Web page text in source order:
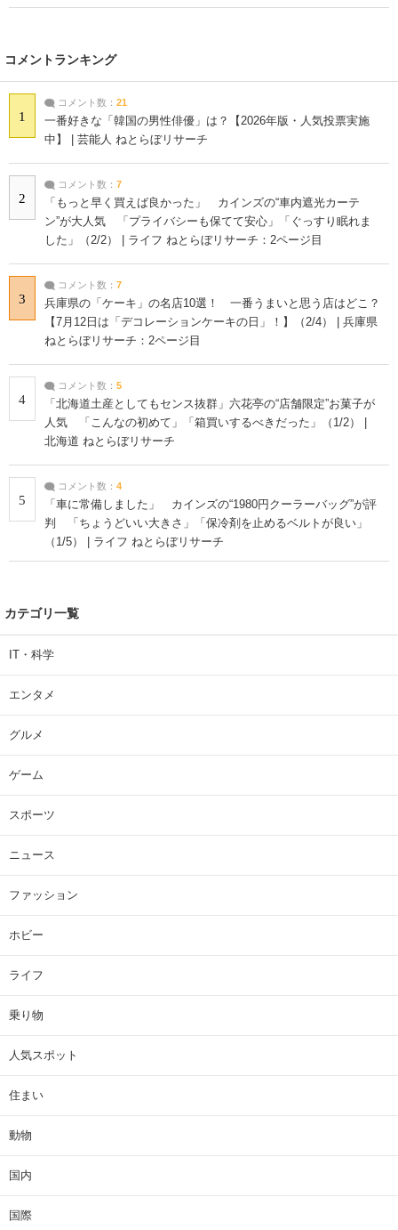
コメントランキング
1
コメント数： 21
一番好きな「韓国の男性俳優」は？【2026年版・人気投票実施
中】 | 芸能人 ねとらぼリサーチ
2
コメント数： 7
「もっと早く買えば良かった」 カインズの“車内遮光カーテ
ン”が大人気 「プライバシーも保てて安心」「ぐっすり眠れま
した」（2/2） | ライフ ねとらぼリサーチ：2ページ目
3
コメント数： 7
兵庫県の「ケーキ」の名店10選！ 一番うまいと思う店はどこ？
【7月12日は「デコレーションケーキの日」！】（2/4） | 兵庫県
ねとらぼリサーチ：2ページ目
4
コメント数： 5
「北海道土産としてもセンス抜群」六花亭の“店舗限定”お菓子が
人気 「こんなの初めて」「箱買いするべきだった」（1/2） |
北海道 ねとらぼリサーチ
5
コメント数： 4
「車に常備しました」 カインズの“1980円クーラーバッグ”が評
判 「ちょうどいい大きさ」「保冷剤を止めるベルトが良い」
（1/5） | ライフ ねとらぼリサーチ
カテゴリ一覧
IT・科学
エンタメ
グルメ
ゲーム
スポーツ
ニュース
ファッション
ホビー
ライフ
乗り物
人気スポット
住まい
動物
国内
国際